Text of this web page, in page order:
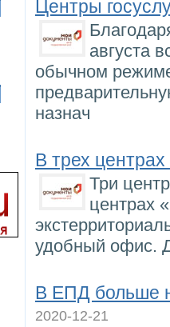
Центры
августа
обычном
назнач
В трех
Три
центрах
удобный офис.
В ЕПД больше
2020-12-21